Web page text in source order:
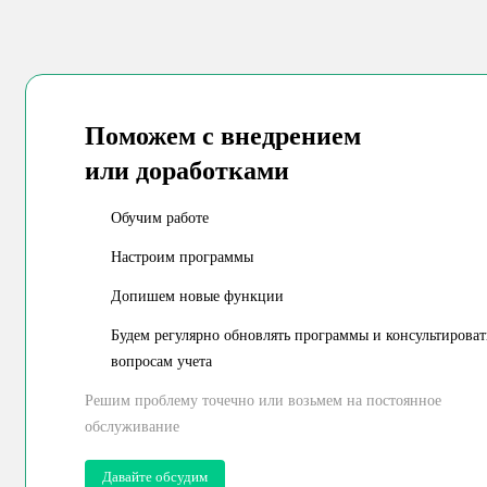
Поможем с внедрением
или доработками
Обучим работе
Настроим программы
Допишем новые функции
Будем регулярно обновлять программы и
вопросам учета
Решим проблему точечно или возьмем на постоянное
обслуживание
Давайте обсудим